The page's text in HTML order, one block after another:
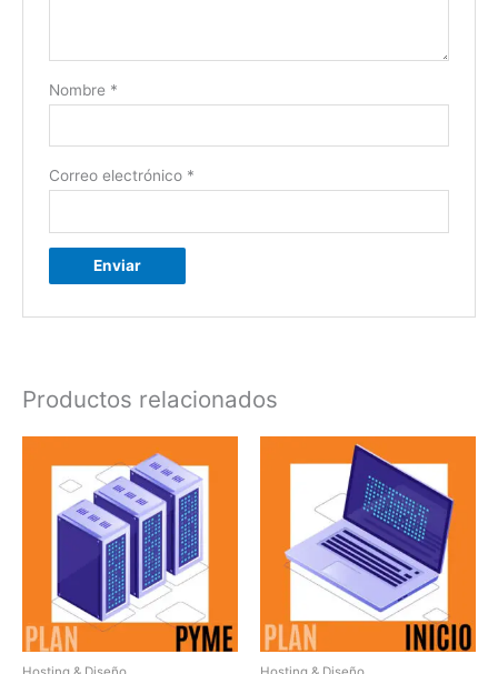
Nombre *
Correo electrónico *
Productos relacionados